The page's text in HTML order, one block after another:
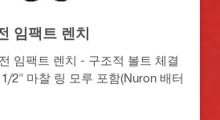
임팩트 렌치
임팩트 렌치 - 구조적 볼트 체결
2" 마찰 링 모루 포함(Nuron 배터